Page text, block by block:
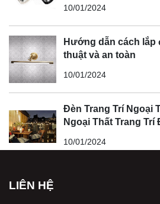
10/01/2024
Hướng dẫn cách lắp
thuật và an toàn
10/01/2024
Đèn Trang Trí Ngoại
Ngoại Thất Trang Trí
10/01/2024
LIÊN HỆ